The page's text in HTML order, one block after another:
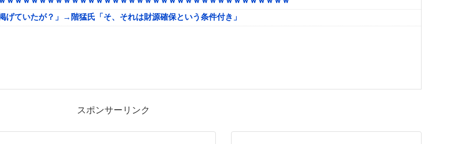
ていたが？」→階猛氏「そ、それは財源確保という条件付き」
スポンサーリンク